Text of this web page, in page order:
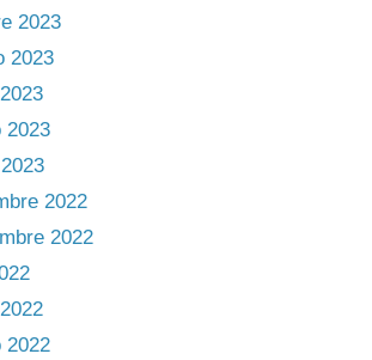
2023
2023
2023
2022
2022
2022